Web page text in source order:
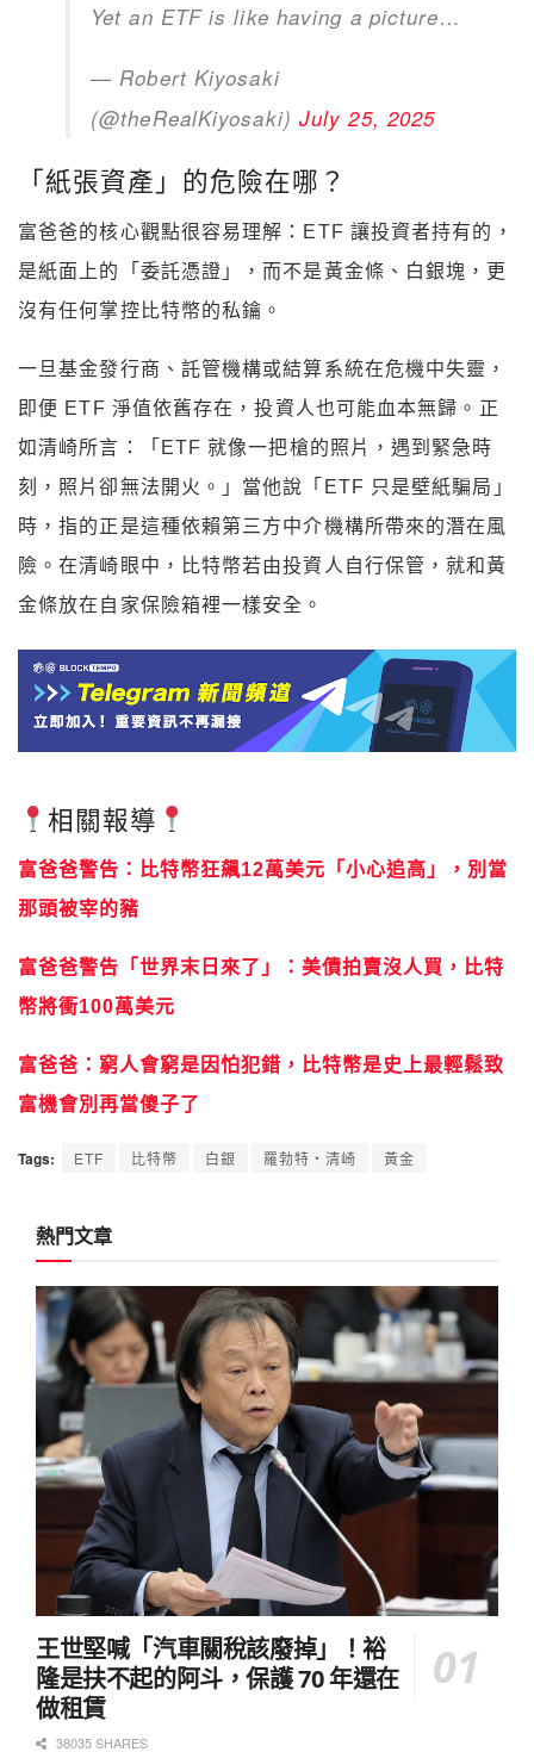
Yet an ETF is like having a picture…
— Robert Kiyosaki
(@theRealKiyosaki) July 25, 2025
「紙張資產」的危險在哪？
富爸爸的核心觀點很容易理解：ETF 讓投資者持有的，
是紙面上的「委託憑證」，而不是黃金條、白銀塊，更
沒有任何掌控比特幣的私鑰。
一旦基金發行商、託管機構或結算系統在危機中失靈，
即便 ETF 淨值依舊存在，投資人也可能血本無歸。正
如清崎所言：「ETF 就像一把槍的照片，遇到緊急時
刻，照片卻無法開火。」當他說「ETF 只是壁紙騙局」
時，指的正是這種依賴第三方中介機構所帶來的潛在風
險。在清崎眼中，比特幣若由投資人自行保管，就和黃
金條放在自家保險箱裡一樣安全。
相關報導
富爸爸警告：比特幣狂飆12萬美元「小心追高」，別當
那頭被宰的豬
富爸爸警告「世界末日來了」：美債拍賣沒人買，比特
幣將衝100萬美元
富爸爸：窮人會窮是因怕犯錯，比特幣是史上最輕鬆致
富機會別再當傻子了
Tags: ETF 比特幣 白銀 羅勃特・清崎 黃金
熱門文章
王世堅喊「汽車關稅該廢掉」！裕
隆是扶不起的阿斗，保護 70 年還在
做租賃
38035 SHARES